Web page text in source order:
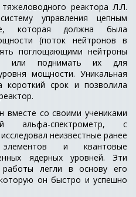
реактора Л.Л.
управления цепным
которая должна была
(поток нейтронов в
поглощающими нейтроны
или поднимать их для
мощности. Уникальная
короткий срок и позволила
вместе со своими учениками
альфа-спектрометр, с
неизвестные ранее
и квантовые
ядерных уровней. Эти
легли в основу его
он быстро и успешно